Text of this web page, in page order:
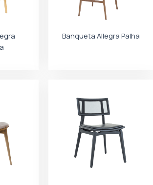
Banqueta Allegra Palha